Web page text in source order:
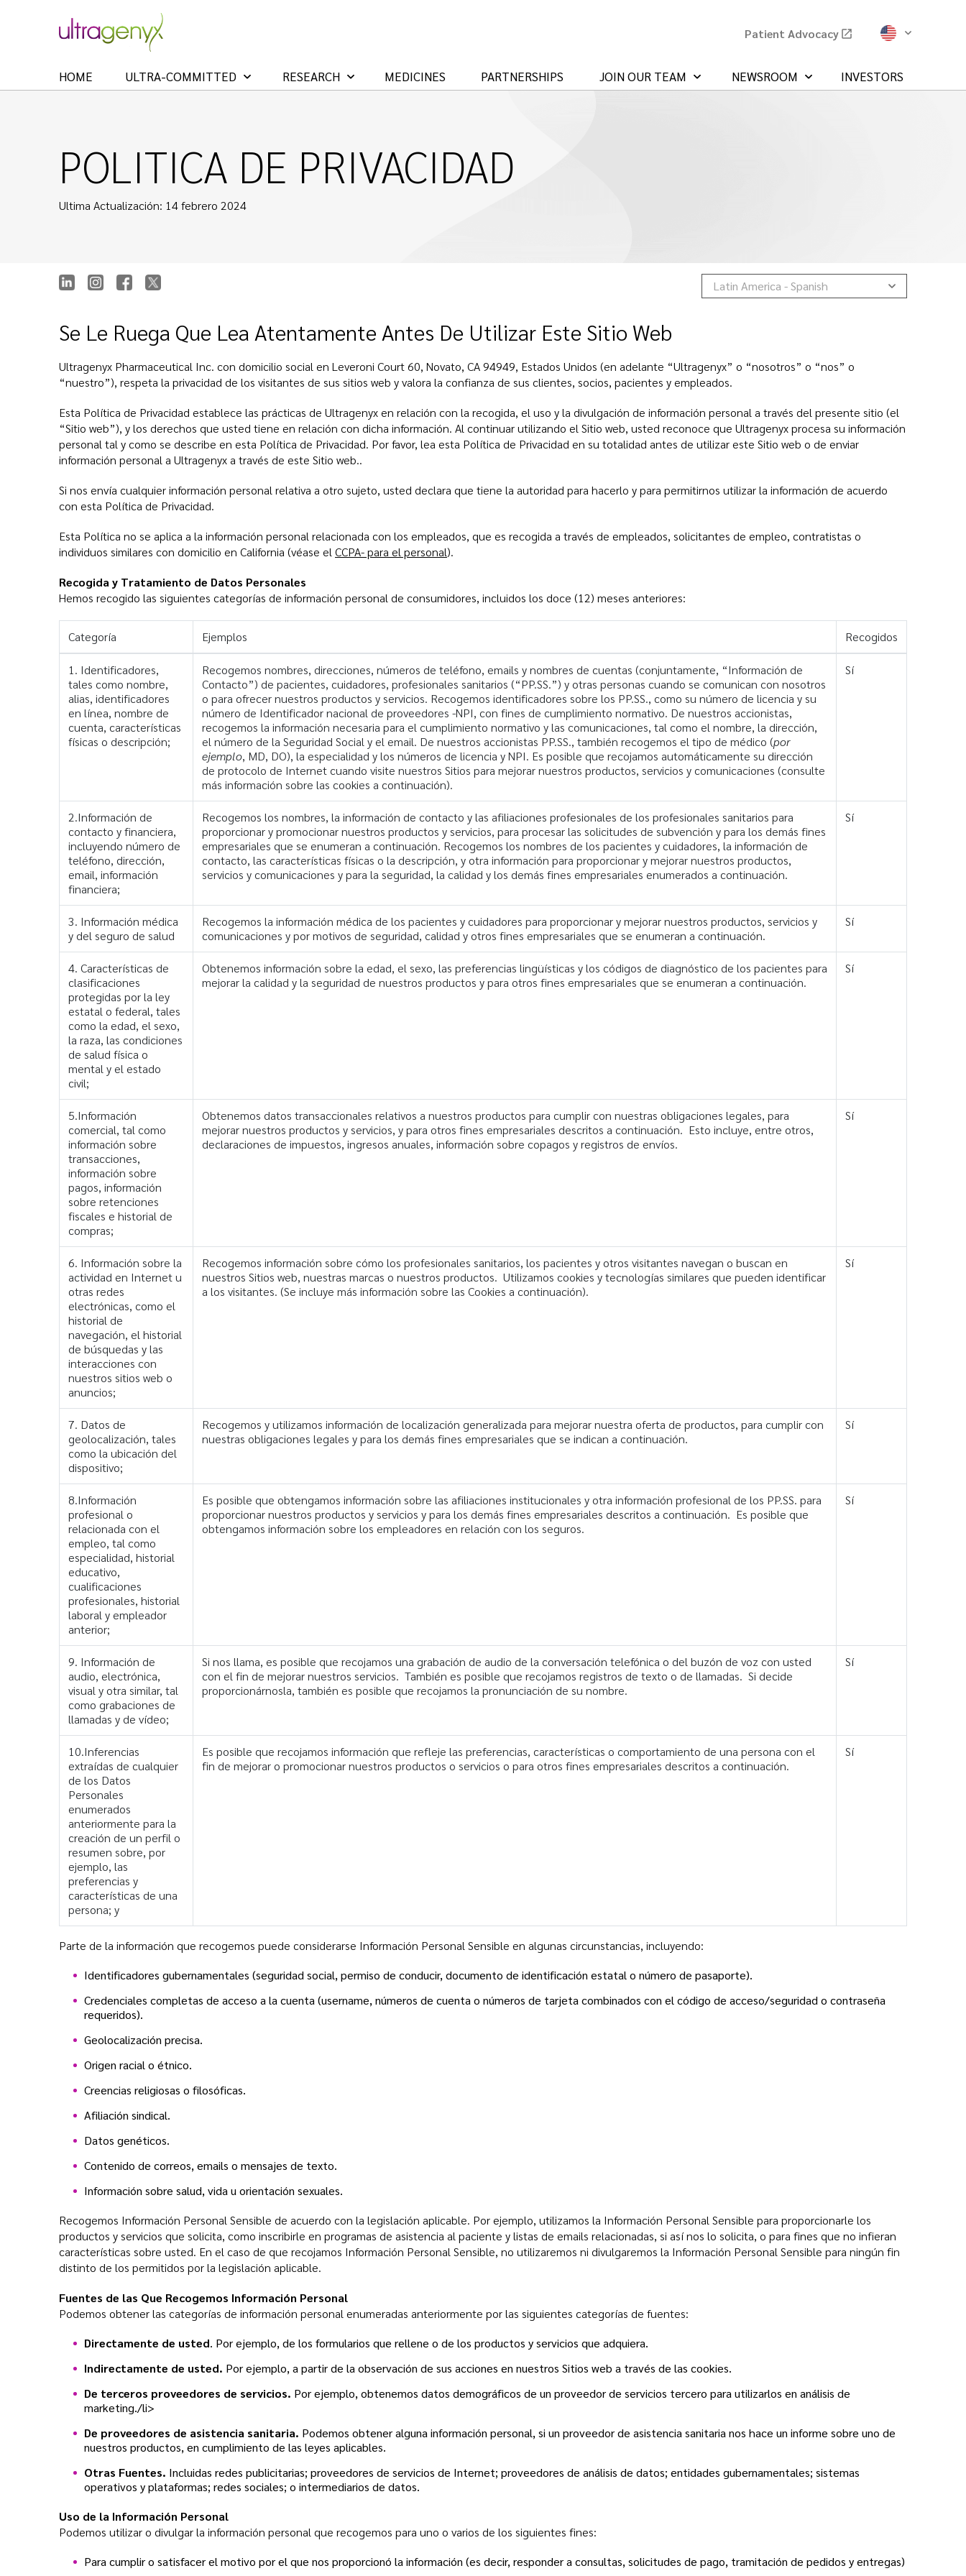
Patient Advocacy
HOME ULTRA-COMMITTED RESEARCH MEDICINES PARTNERSHIPS JOIN OUR TEAM NEWSROOM INVESTORS
POLITICA DE PRIVACIDAD
Ultima Actualización: 14 febrero 2024
Latin America - Spanish
Se Le Ruega Que Lea Atentamente Antes De Utilizar Este Sitio Web
Ultragenyx Pharmaceutical Inc. con domicilio social en Leveroni Court 60, Novato, CA 94949, Estados Unidos (en adelante “Ultragenyx” o “nosotros” o “nos” o
“nuestro”), respeta la privacidad de los visitantes de sus sitios web y valora la confianza de sus clientes, socios, pacientes y empleados.
Esta Política de Privacidad establece las prácticas de Ultragenyx en relación con la recogida, el uso y la divulgación de información personal a través del presente sitio (el
“Sitio web”), y los derechos que usted tiene en relación con dicha información. Al continuar utilizando el Sitio web, usted reconoce que Ultragenyx procesa su información
personal tal y como se describe en esta Política de Privacidad. Por favor, lea esta Política de Privacidad en su totalidad antes de utilizar este Sitio web o de enviar
información personal a Ultragenyx a través de este Sitio web..
Si nos envía cualquier información personal relativa a otro sujeto, usted declara que tiene la autoridad para hacerlo y para permitirnos utilizar la información de acuerdo
con esta Política de Privacidad.
Esta Política no se aplica a la información personal relacionada con los empleados, que es recogida a través de empleados, solicitantes de empleo, contratistas o
individuos similares con domicilio en California (véase elCCPA- para el personal).
Recogida y Tratamiento de Datos Personales
Hemos recogido las siguientes categorías de información personal de consumidores, incluidos los doce (12) meses anteriores:
Categoría Ejemplos Recogidos
1. Identificadores,
tales como nombre,
alias, identificadores
en línea, nombre de
cuenta, características
físicas o descripción;
Recogemos nombres, direcciones, números de teléfono, emails y nombres de cuentas (conjuntamente, “Información de
Contacto”) de pacientes, cuidadores, profesionales sanitarios (“PP.SS.”) y otras personas cuando se comunican con nosotros
o para ofrecer nuestros productos y servicios. Recogemos identificadores sobre los PP.SS., como su número de licencia y su
número de Identificador nacional de proveedores -NPI, con fines de cumplimiento normativo. De nuestros accionistas,
recogemos la información necesaria para el cumplimiento normativo y las comunicaciones, tal como el nombre, la dirección,
el número de la Seguridad Social y el email. De nuestros accionistas PP.SS., también recogemos el tipo de médico (por
ejemplo, MD, DO), la especialidad y los números de licencia y NPI. Es posible que recojamos automáticamente su dirección
de protocolo de Internet cuando visite nuestros Sitios para mejorar nuestros productos, servicios y comunicaciones (consulte
más información sobre las cookies a continuación).
Sí
2.Información de
contacto y financiera,
incluyendo número de
teléfono, dirección,
email, información
financiera;
Recogemos los nombres, la información de contacto y las afiliaciones profesionales de los profesionales sanitarios para
proporcionar y promocionar nuestros productos y servicios, para procesar las solicitudes de subvención y para los demás fines
empresariales que se enumeran a continuación. Recogemos los nombres de los pacientes y cuidadores, la información de
contacto, las características físicas o la descripción, y otra información para proporcionar y mejorar nuestros productos,
servicios y comunicaciones y para la seguridad, la calidad y los demás fines empresariales enumerados a continuación.
Sí
3. Información médica
y del seguro de salud
Recogemos la información médica de los pacientes y cuidadores para proporcionar y mejorar nuestros productos, servicios y
comunicaciones y por motivos de seguridad, calidad y otros fines empresariales que se enumeran a continuación.
Sí
4. Características de
clasificaciones
protegidas por la ley
estatal o federal, tales
como la edad, el sexo,
la raza, las condiciones
de salud física o
mental y el estado
civil;
Obtenemos información sobre la edad, el sexo, las preferencias lingüísticas y los códigos de diagnóstico de los pacientes para
mejorar la calidad y la seguridad de nuestros productos y para otros fines empresariales que se enumeran a continuación.
Sí
5.Información
comercial, tal como
información sobre
transacciones,
información sobre
pagos, información
sobre retenciones
fiscales e historial de
compras;
Obtenemos datos transaccionales relativos a nuestros productos para cumplir con nuestras obligaciones legales, para
mejorar nuestros productos y servicios, y para otros fines empresariales descritos a continuación. Esto incluye, entre otros,
declaraciones de impuestos, ingresos anuales, información sobre copagos y registros de envíos.
Sí
6. Información sobre la
actividad en Internet u
otras redes
electrónicas, como el
historial de
navegación, el historial
de búsquedas y las
interacciones con
nuestros sitios web o
anuncios;
Recogemos información sobre cómo los profesionales sanitarios, los pacientes y otros visitantes navegan o buscan en
nuestros Sitios web, nuestras marcas o nuestros productos. Utilizamos cookies y tecnologías similares que pueden identificar
a los visitantes. (Se incluye más información sobre las Cookies a continuación).
Sí
7. Datos de
geolocalización, tales
como la ubicación del
dispositivo;
Recogemos y utilizamos información de localización generalizada para mejorar nuestra oferta de productos, para cumplir con
nuestras obligaciones legales y para los demás fines empresariales que se indican a continuación.
Sí
8.Información
profesional o
relacionada con el
empleo, tal como
especialidad, historial
educativo,
cualificaciones
profesionales, historial
laboral y empleador
anterior;
Es posible que obtengamos información sobre las afiliaciones institucionales y otra información profesional de los PP.SS. para
proporcionar nuestros productos y servicios y para los demás fines empresariales descritos a continuación. Es posible que
obtengamos información sobre los empleadores en relación con los seguros.
Sí
9. Información de
audio, electrónica,
visual y otra similar, tal
como grabaciones de
llamadas y de vídeo;
Si nos llama, es posible que recojamos una grabación de audio de la conversación telefónica o del buzón de voz con usted
con el fin de mejorar nuestros servicios. También es posible que recojamos registros de texto o de llamadas. Si decide
proporcionárnosla, también es posible que recojamos la pronunciación de su nombre.
Sí
10.Inferencias
extraídas de cualquier
de los Datos
Personales
enumerados
anteriormente para la
creación de un perfil o
resumen sobre, por
ejemplo, las
preferencias y
características de una
persona; y
Es posible que recojamos información que refleje las preferencias, características o comportamiento de una persona con el
fin de mejorar o promocionar nuestros productos o servicios o para otros fines empresariales descritos a continuación.
Sí
Parte de la información que recogemos puede considerarse Información Personal Sensible en algunas circunstancias, incluyendo:
Identificadores gubernamentales (seguridad social, permiso de conducir, documento de identificación estatal o número de pasaporte).
Credenciales completas de acceso a la cuenta (username, números de cuenta o números de tarjeta combinados con el código de acceso/seguridad o contraseña
requeridos).
Geolocalización precisa.
Origen racial o étnico.
Creencias religiosas o filosóficas.
Afiliación sindical.
Datos genéticos.
Contenido de correos, emails o mensajes de texto.
Información sobre salud, vida u orientación sexuales.
Recogemos Información Personal Sensible de acuerdo con la legislación aplicable. Por ejemplo, utilizamos la Información Personal Sensible para proporcionarle los
productos y servicios que solicita, como inscribirle en programas de asistencia al paciente y listas de emails relacionadas, si así nos lo solicita, o para fines que no infieran
características sobre usted. En el caso de que recojamos Información Personal Sensible, no utilizaremos ni divulgaremos la Información Personal Sensible para ningún fin
distinto de los permitidos por la legislación aplicable.
Fuentes de las Que Recogemos Información Personal
Podemos obtener las categorías de información personal enumeradas anteriormente por las siguientes categorías de fuentes:
Directamente de usted. Por ejemplo, de los formularios que rellene o de los productos y servicios que adquiera.
Indirectamente de usted. Por ejemplo, a partir de la observación de sus acciones en nuestros Sitios web a través de las cookies.
De terceros proveedores de servicios. Por ejemplo, obtenemos datos demográficos de un proveedor de servicios tercero para utilizarlos en análisis de
marketing./li>
De proveedores de asistencia sanitaria. Podemos obtener alguna información personal, si un proveedor de asistencia sanitaria nos hace un informe sobre uno de
nuestros productos, en cumplimiento de las leyes aplicables.
Otras Fuentes. Incluidas redes publicitarias; proveedores de servicios de Internet; proveedores de análisis de datos; entidades gubernamentales; sistemas
operativos y plataformas; redes sociales; o intermediarios de datos.
Uso de la Información Personal
Podemos utilizar o divulgar la información personal que recogemos para uno o varios de los siguientes fines:
Para cumplir o satisfacer el motivo por el que nos proporcionó la información (es decir, responder a consultas, solicitudes de pago, tramitación de pedidos y entregas)